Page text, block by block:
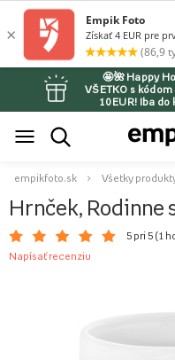
🤩🌺 Happy
VŠETKO s
10 EUR! Iba
empikfoto.sk Všetky
Hrnček, Rodinne
5 pri 5 (1
Napísať recenziu